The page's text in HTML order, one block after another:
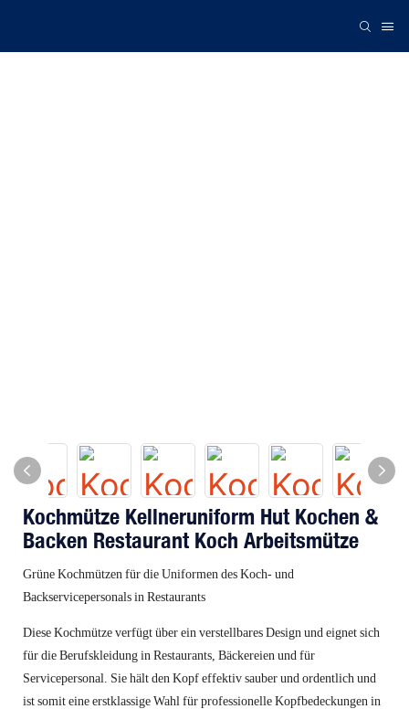
Kochmütze Kellneruniform Hut Kochen &
Backen Restaurant Koch Arbeitsmütze
Grüne Kochmützen für die Uniformen des Koch- und
Backservicepersonals in Restaurants
Diese Kochmütze verfügt über ein verstellbares Design und eignet sich
für die Berufskleidung in Restaurants, Bäckereien und für
Servicepersonal. Sie hält den Kopf effektiv sauber und ordentlich und
ist somit eine erstklassige Wahl für professionelle Kopfbedeckungen in